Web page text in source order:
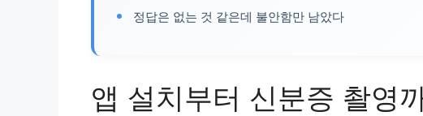
정답은 없는 것 같은데 불안함만 남았다
앱 설치부터 신분증 촬영